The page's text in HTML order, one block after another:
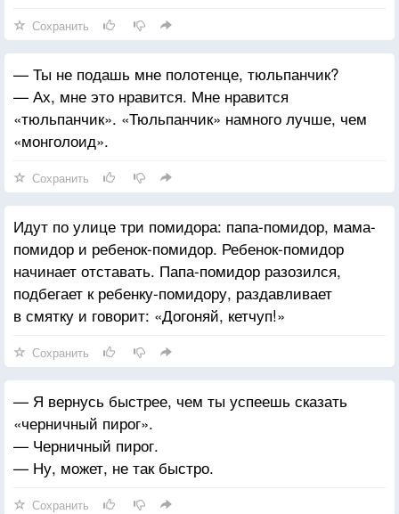
Сохранить
— Ты не подашь мне полотенце, тюльпанчик?
— Ах, мне это нравится. Мне нравится
«тюльпанчик». «Тюльпанчик» намного лучше, чем
«монголоид».
Сохранить
Идут по улице три помидора: папа-помидор, мама-
помидор и ребенок-помидор. Ребенок-помидор
начинает отставать. Папа-помидор разозился,
подбегает к ребенку-помидору, раздавливает
в смятку и говорит: «Догоняй, кетчуп!»
Сохранить
— Я вернусь быстрее, чем ты успеешь сказать
«черничный пирог».
— Черничный пирог.
— Ну, может, не так быстро.
Сохранить